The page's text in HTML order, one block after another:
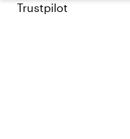
Trustpilot